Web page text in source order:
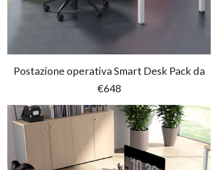
Postazione operativa Smart Desk Pack da
€648